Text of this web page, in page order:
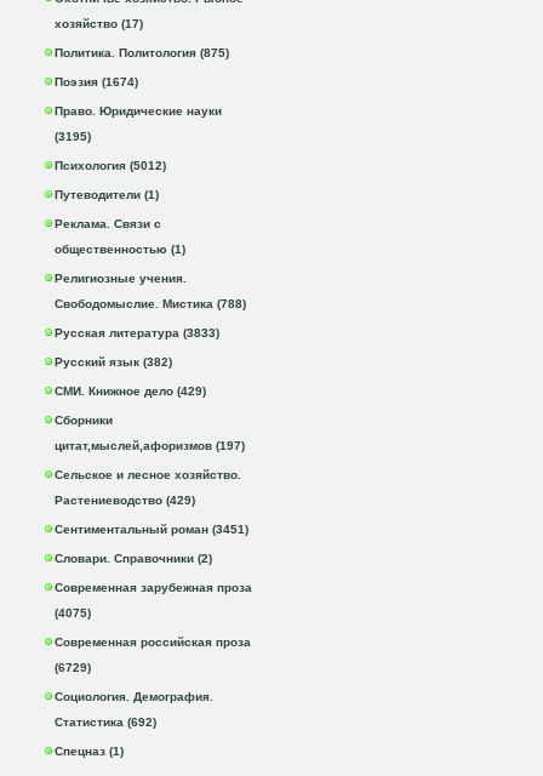
хозяйство (17)
Политика. Политология (875)
Поэзия (1674)
Право. Юридические науки
(3195)
Психология (5012)
Путеводители (1)
Реклама. Связи с
общественностью (1)
Религиозные учения.
Свободомыслие. Мистика (788)
Русская литература (3833)
Русский язык (382)
СМИ. Книжное дело (429)
Сборники
цитат,мыслей,афоризмов (197)
Сельское и лесное хозяйство.
Растениеводство (429)
Сентиментальный роман (3451)
Словари. Справочники (2)
Современная зарубежная проза
(4075)
Современная российская проза
(6729)
Социология. Демография.
Статистика (692)
Спецназ (1)